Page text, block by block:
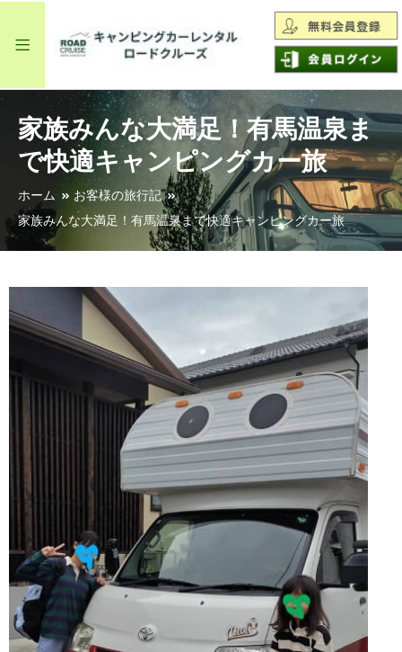
家族みんな大満足！有馬温泉ま
で快適キャンピングカー旅
ホーム
お客様の旅行記
家族みんな大満足！有馬温泉まで快適キャンピングカー旅